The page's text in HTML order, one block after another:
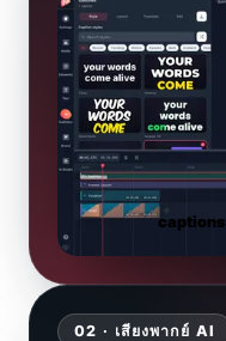
captions
02 · เสียงพากย์ AI